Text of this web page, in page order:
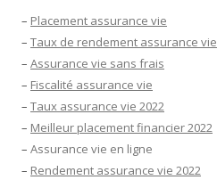
– Placement assurance vie
– Taux de rendement assurance vie
– Assurance vie sans frais
– Fiscalité assurance vie
– Taux assurance vie 2022
– Meilleur placement financier 2022
– Assurance vie en ligne
– Rendement assurance vie 2022